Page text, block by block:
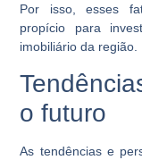
Por isso, esses
propício para
imobiliário da região.
o futuro
As tendências e